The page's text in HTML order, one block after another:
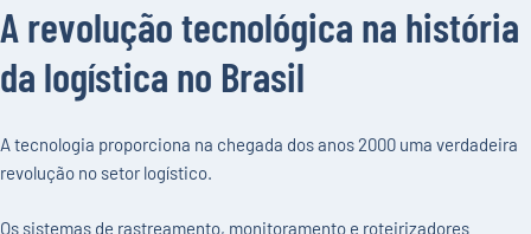
A revolução tecnológica na história
da logística no Brasil
A tecnologia proporciona na chegada dos anos 2000 uma verdadeira
revolução no setor logístico.
Os sistemas de rastreamento, monitoramento e roteirizadores